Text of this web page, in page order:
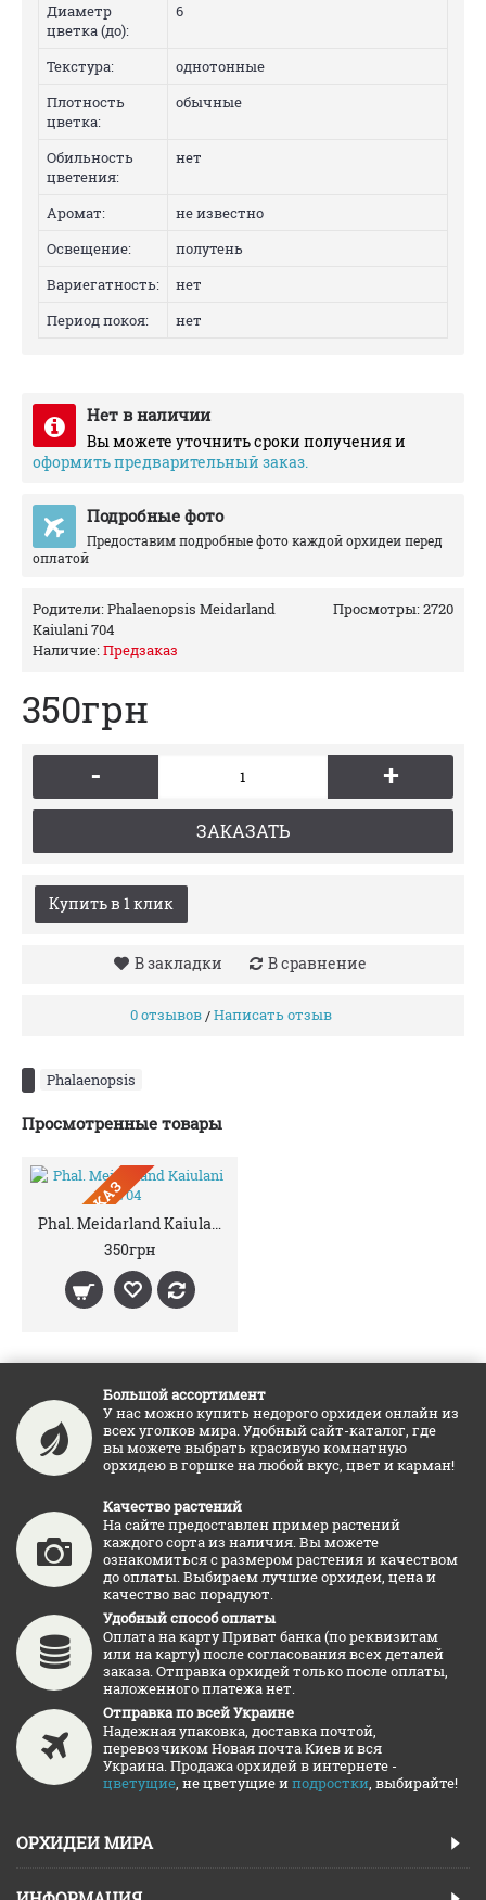
Диаметр
цветка (до):
6
Текстура:
однотонные
Плотность
цветка:
обычные
Обильность
цветения:
нет
Аромат:
не известно
Освещение:
полутень
Вариегатность:
нет
Период покоя:
нет
Нет в наличии
Вы можете уточнить сроки получения и
оформить предварительный заказ.
Подробные фото
Предоставим подробные фото каждой орхидеи перед
оплатой
Просмотры: 2720
Родители:Phalaenopsis Meidarland
Kaiulani 704
Наличие:Предзаказ
350грн
- +
ЗАКАЗАТЬ
Купить в 1 клик
В закладки В сравнение
0 отзывов/Написать отзыв
Phalaenopsis
Просмотренные товары
ПРЕДЗАКАЗ
Phal. Meidarland Kaiulani 704
350грн
Большой ассортимент
У нас можно купить недорого орхидеи онлайн из
всех уголков мира. Удобный сайт-каталог, где
вы можете выбрать красивую комнатную
орхидею в горшке на любой вкус, цвет и карман!
Качество растений
На сайте предоставлен пример растений
каждого сорта из наличия. Вы можете
ознакомиться с размером растения и качеством
до оплаты. Выбираем лучшие орхидеи, цена и
качество вас порадуют.
Удобный способ оплаты
Оплата на карту Приват банка (по реквизитам
или на карту) после согласования всех деталей
заказа. Отправка орхидей только после оплаты,
наложенного платежа нет.
Отправка по всей Украине
Надежная упаковка, доставка почтой,
перевозчиком Новая почта Киев и вся
Украина. Продажа орхидей в интернете -
цветущие, не цветущие иподростки, выбирайте!
ОРХИДЕИ МИРА